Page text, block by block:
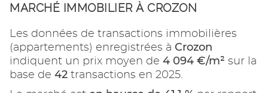
MARCHÉ IMMOBILIER À CROZON
Les données de transactions immobilières
(appartements) enregistrées à Crozon
indiquent un prix moyen de 4 094 €/m² sur la
base de 42 transactions en 2025.